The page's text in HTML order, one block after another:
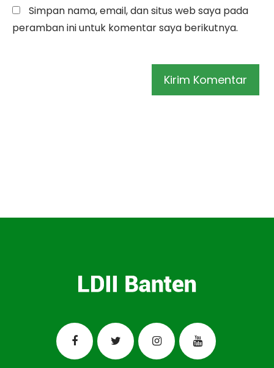
Simpan nama, email, dan situs web saya pada
peramban ini untuk komentar saya berikutnya.